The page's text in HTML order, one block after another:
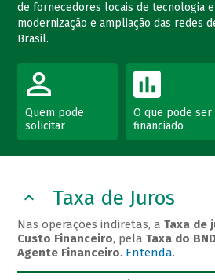
de fornecedores locais de tecnologia
modernização e ampliação das redes
Brasil.
Quem pode
solicitar
O que pode ser
financiado
Taxa de Juros
Nas operações indiretas, aTaxa de
Custo Financeiro, pelaTaxa do
Agente Financeiro. Entenda.